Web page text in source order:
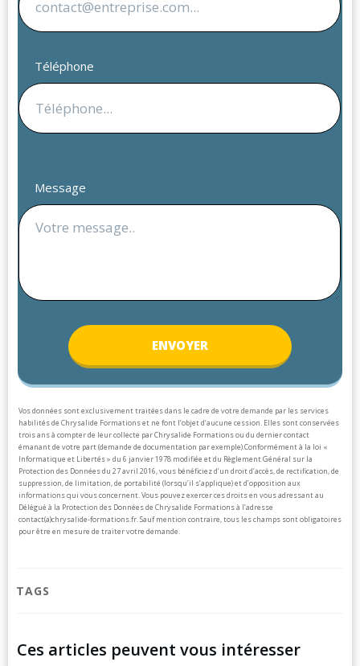
Téléphone
Message
ENVOYER
Vos données sont exclusivement traitées dans le cadre de votre demande par les services
habilités de Chrysalide Formations et ne font l’objet d’aucune cession. Elles sont conservées
trois ans à compter de leur collecte par Chrysalide Formations ou du dernier contact
émanant de votre part (demande de documentation par exemple).Conformément à la loi «
Informatique et Libertés » du 6 janvier 1978 modifiée et du Règlement Général sur la
Protection des Données du 27 avril 2016, vous bénéficiez d’un droit d’accès, de rectification, de
suppression, de limitation, de portabilité (lorsqu’il s’applique) et d’opposition aux
informations qui vous concernent. Vous pouvez exercer ces droits en vous adressant au
Délégué à la Protection des Données de Chrysalide Formations à l’adresse
contact(a)chrysalide-formations.fr.Sauf mention contraire, tous les champs sont obligatoires
pour être en mesure de traiter votre demande.
TAGS
Ces articles peuvent vous intéresser